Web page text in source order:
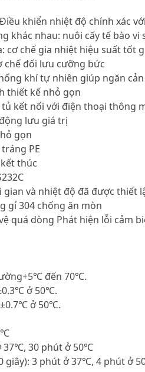
khiển nhiệt độ chính xác
khác nhau: nuôi cấy tế bào
cơ chế gia nhiệt hiệu suất tốt
chế đối lưu cưỡng bức
khí tự nhiên giúp ngăn
thiết kế nhỏ gọn
kết nối với điện thoại thông
lưu giá trị
gọn
PE
thúc
và nhiệt độ đã được thiết
gỉ 304 chống ăn mòn
quá dòng Phát hiện lỗi cảm
đến 70℃.
ở 50℃.
ở 50℃.
37℃, 30 phút ở 50℃
giây): 3 phút ở 37℃, 4 phút ở